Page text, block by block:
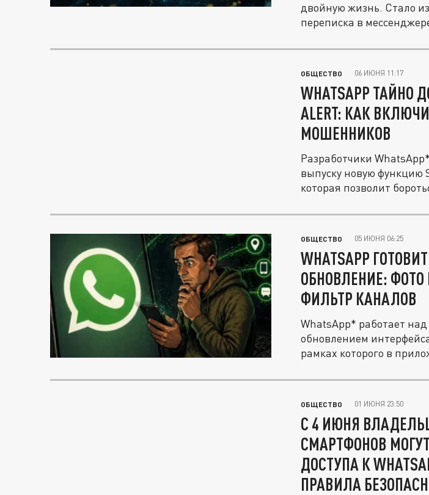
двойную жизнь. Стало
переписка в
ОБЩЕСТВО 06 ИЮНЯ 11:17
WHATSAPP ТАЙНО
ALERT: КАК
МОШЕННИКОВ
Разработчики
выпуску новую функцию
которая позволит
ОБЩЕСТВО 05 ИЮНЯ 06:25
WHATSAPP
ОБНОВЛЕНИЕ: ФОТО
ФИЛЬТР КАНАЛОВ
WhatsApp* работает
обновлением
рамках которого в
ОБЩЕСТВО 01 ИЮНЯ 23:50
С 4 ИЮНЯ
СМАРТФОНОВ
ДОСТУПА К
ПРАВИЛА